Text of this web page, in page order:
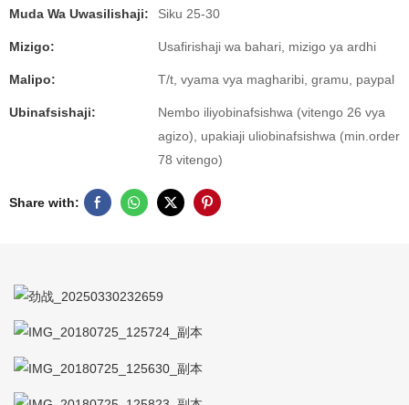
Muda Wa Uwasilishaji: Siku 25-30
Mizigo: Usafirishaji wa bahari, mizigo ya ardhi
Malipo: T/t, vyama vya magharibi, gramu, paypal
Ubinafsishaji:
Nembo iliyobinafsishwa (vitengo 26 vya
agizo), upakiaji uliobinafsishwa (min.order
78 vitengo)
Share with: